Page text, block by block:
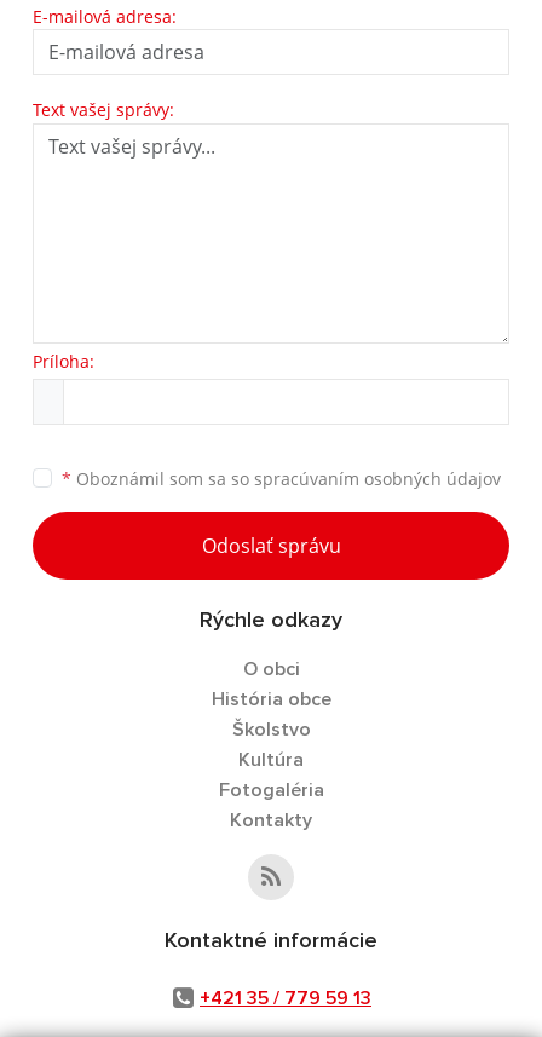
E-mailová adresa:
Text vašej správy:
Príloha:
* Oboznámil som sa so spracúvaním osobných údajov
Odoslať správu
Rýchle odkazy
O obci
História obce
Školstvo
Kultúra
Fotogaléria
Kontakty
Kontaktné informácie
+421 35 / 779 59 13